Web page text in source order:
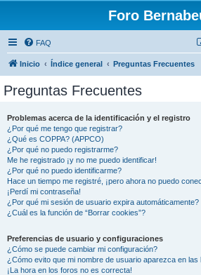
Foro
FAQ
Inicio Índice general Preguntas Frecuentes
Preguntas Frecuentes
Problemas acerca de la identificación y el registro
¿Por qué me tengo que registrar?
¿Qué es COPPA? (APPCO)
¿Por qué no puedo registrarme?
Me he registrado ¡y no me puedo identificar!
¿Por qué no puedo identificarme?
Hace un tiempo me registré, ¡pero ahora no puedo
¡Perdí mi contraseña!
¿Por qué mi sesión de usuario expira automáticamente?
¿Cuál es la función de “Borrar cookies”?
Preferencias de usuario y configuraciones
¿Cómo se puede cambiar mi configuración?
¿Cómo evito que mi nombre de usuario aparezca en
¡La hora en los foros no es correcta!